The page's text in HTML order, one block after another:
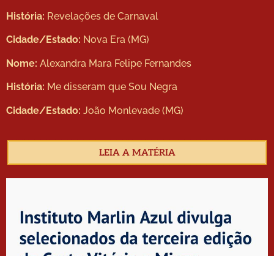
História: Revelações de Carnaval
Cidade/Estado: Nova Era (MG)
Nome: Alexandra Mara Felipe Fernandes
História: Me disseram que Sou Negra
Cidade/Estado: João Monlevade (MG)
LEIA A MATÉRIA